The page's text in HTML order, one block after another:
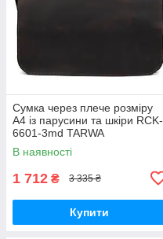
Сумка через плече розміру
А4 із парусини та шкіри RCK-
6601-3md TARWA
В наявності
1 712 ₴ 3 335 ₴
Купити